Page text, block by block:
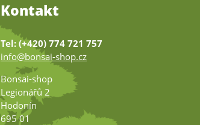
Kontakt
Tel: (+420) 774 721 757
info@bonsai-shop.cz
Bonsai-shop
Legionářů 2
Hodonín
695 01